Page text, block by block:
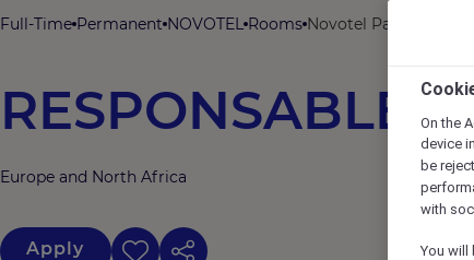
Full-Time Permanent NOVOTEL Rooms Novotel Paris Roissy
RESPONSABLE
Europe and North Africa
Apply
On the
device
be
with
You will